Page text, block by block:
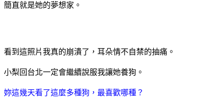
簡直就是她的夢想家。
看到這照片我真的崩潰了，耳朵情不自禁的抽痛。
小梨回台北一定會繼續說服我讓她養狗。
妳這幾天看了這麼多種狗，最喜歡哪種？